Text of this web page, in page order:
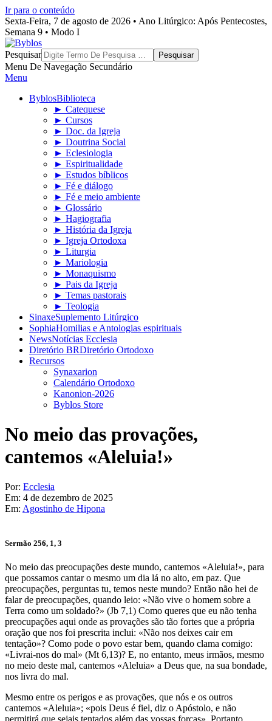
Ir para o conteúdo
Sexta-Feira, 7 de agosto de 2026 • Ano Litúrgico: Após Pentecostes,
Semana 9 • Modo I
Byblos
Pesquisar
Menu De Navegação Secundário
Menu
ByblosBiblioteca
► Catequese
► Cursos
► Doc. da Igreja
► Doutrina Social
► Eclesiologia
► Espiritualidade
► Estudos bíblicos
► Fé e diálogo
► Fé e meio ambiente
► Glossário
► Hagiografia
► História da Igreja
► Igreja Ortodoxa
► Liturgia
► Mariologia
► Monaquismo
► Pais da Igreja
► Temas pastorais
► Teologia
SinaxeSuplemento Litúrgico
SophiaHomilias e Antologias espirituais
NewsNotícias Ecclesia
Diretório BRDiretório Ortodoxo
Recursos
Synaxarion
Calendário Ortodoxo
Kanonion-2026
Byblos Store
No meio das provações,
cantemos «Aleluia!»
Por: Ecclesia
Em: 4 de dezembro de 2025
Em: Agostinho de Hipona
Sermão 256, 1, 3
No meio das preocupações deste mundo, cantemos «Aleluia!», para
que possamos cantar o mesmo um dia lá no alto, em paz. Que
preocupações, perguntas tu, temos neste mundo? Então não hei de
falar de preocupações, quando leio: «Não vive o homem sobre a
Terra como um soldado?» (Jb 7,1) Como queres que eu não tenha
preocupações aqui onde as provações são tão fortes que a própria
oração que nos foi prescrita inclui: «Não nos deixes cair em
tentação»? Como pode o povo estar bem, quando clama comigo:
«Livrai-nos do mal» (Mt 6,13)? E, no entanto, meus irmãos, mesmo
no meio deste mal, cantemos «Aleluia» a Deus que, na sua bondade,
nos livra do mal.
Mesmo entre os perigos e as provações, que nós e os outros
cantemos «Aleluia»; «pois Deus é fiel, diz o Apóstolo, e não